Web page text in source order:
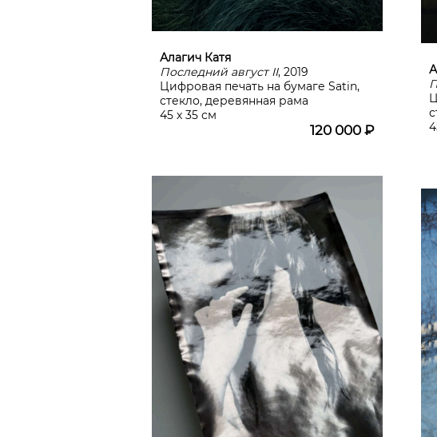
Алагич Катя
Последний август II, 2019
Цифровая печать на бумаге Satin,
стекло, деревянная рама
45 х 35 см
120 000 ₽